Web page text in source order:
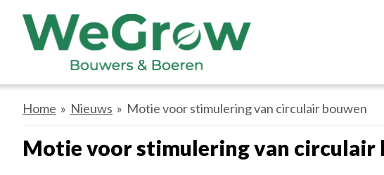
Home » Nieuws » Motie voor stimulering van circulair bouwen
Motie voor stimulering van circulair